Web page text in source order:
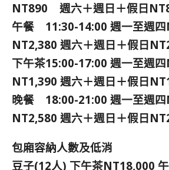
NT890 週六＋週日＋假日
午餐 11:30-14:00 週一至週四
NT2,380 週六＋週日＋假日
下午茶15:00-17:00 週一至週
NT1,390 週六＋週日＋假日
晚餐 18:00-21:00 週一至週四
NT2,580 週六＋週日＋假日
包廂容納人數及低消
豆子(12人) 下午茶NT18,000